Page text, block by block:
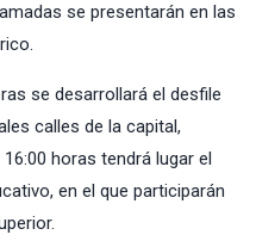
se presentarán en las
se desarrollará el desfile
calles de la capital,
horas tendrá lugar el
en el que participarán